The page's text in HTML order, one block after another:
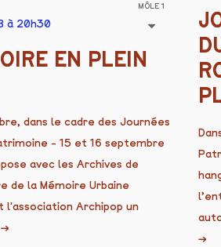
à 20h30
MÔLE 1
EN PLEIN
dans le cadre des Journées
- 15 et 16 septembre
avec les Archives de
de la Mémoire Urbaine
l'association Archipop un
→
→